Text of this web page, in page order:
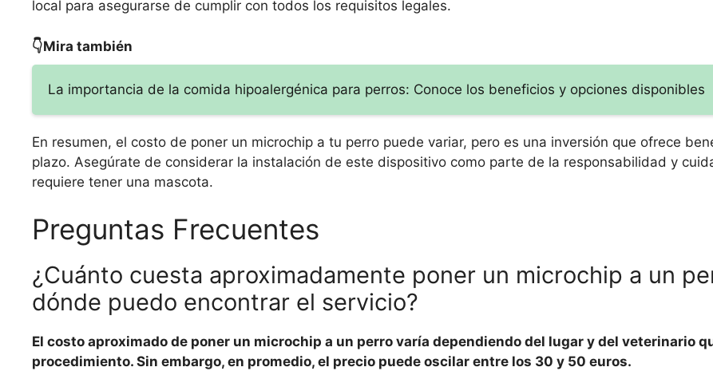
local para asegurarse de cumplir con todos los requisitos legales.
👇Mira también
La importancia de la comida hipoalergénica para perros: Conoce los beneficios y opciones disponibles
En resumen, el costo de poner un microchip a tu perro puede variar, pero es una inversión que ofrece
plazo. Asegúrate de considerar la instalación de este dispositivo como parte de la responsabilidad y
requiere tener una mascota.
Preguntas Frecuentes
¿Cuánto cuesta aproximadamente poner un microchip a un
dónde puedo encontrar el servicio?
El costo aproximado de poner un microchip a un perro varía dependiendo del lugar y del veterinario
procedimiento. Sin embargo, en promedio, el precio puede oscilar entre los 30 y 50 euros.